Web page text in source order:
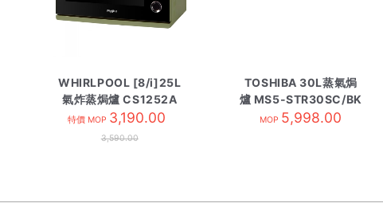
WHIRLPOOL [8/i]25L
氣炸蒸焗爐 CS1252A
牛油果綠
特價 MOP 3,190.00
3,590.00
TOSHIBA 30L蒸氣焗
爐 MS5-STR30SC/BK
MOP 5,998.00